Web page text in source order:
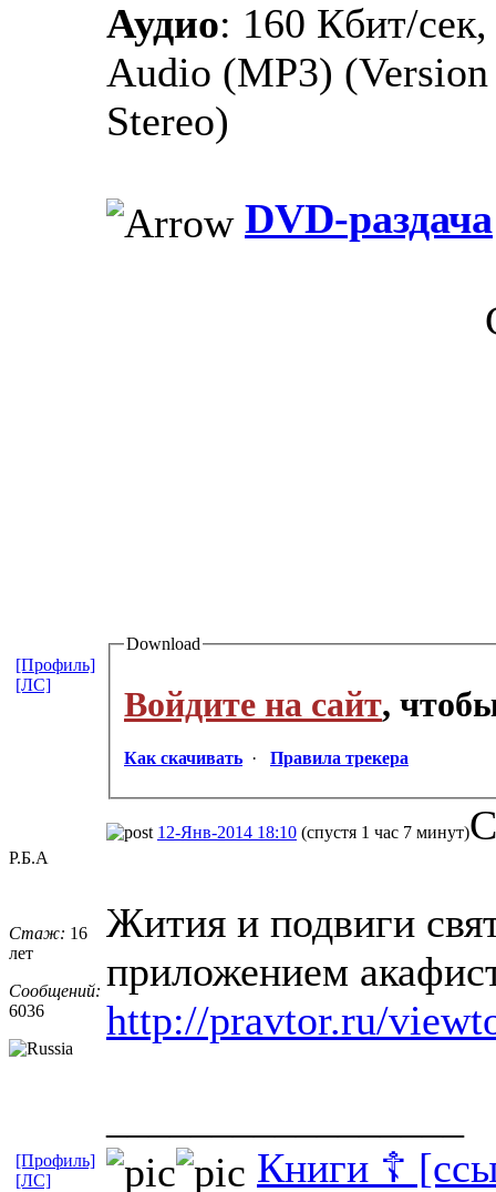
Аудио: 160 Кбит/
Audio (MP3)
Stereo)
DVD-раздача
Download
Войдите на сайт,
Как скачивать · Правила трекера
[Профиль]
[ЛС]
Р.Б.А
Стаж: 16
лет
Сообщений:
6036
12-Янв-2014 18:10 (спустя 1 час 7 минут)
Жития и подвиги
приложением
http://pravtor.ru/
Книги ☦
[Профиль]
[ЛС]